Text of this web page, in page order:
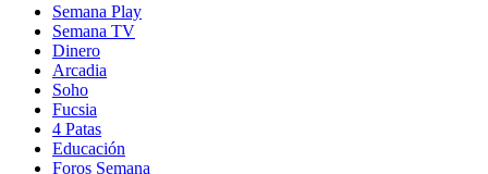
Semana Play
Semana TV
Dinero
Arcadia
Soho
in
new
window
Fucsia
in
new
window
4 Patas
Educación
Foros Semana